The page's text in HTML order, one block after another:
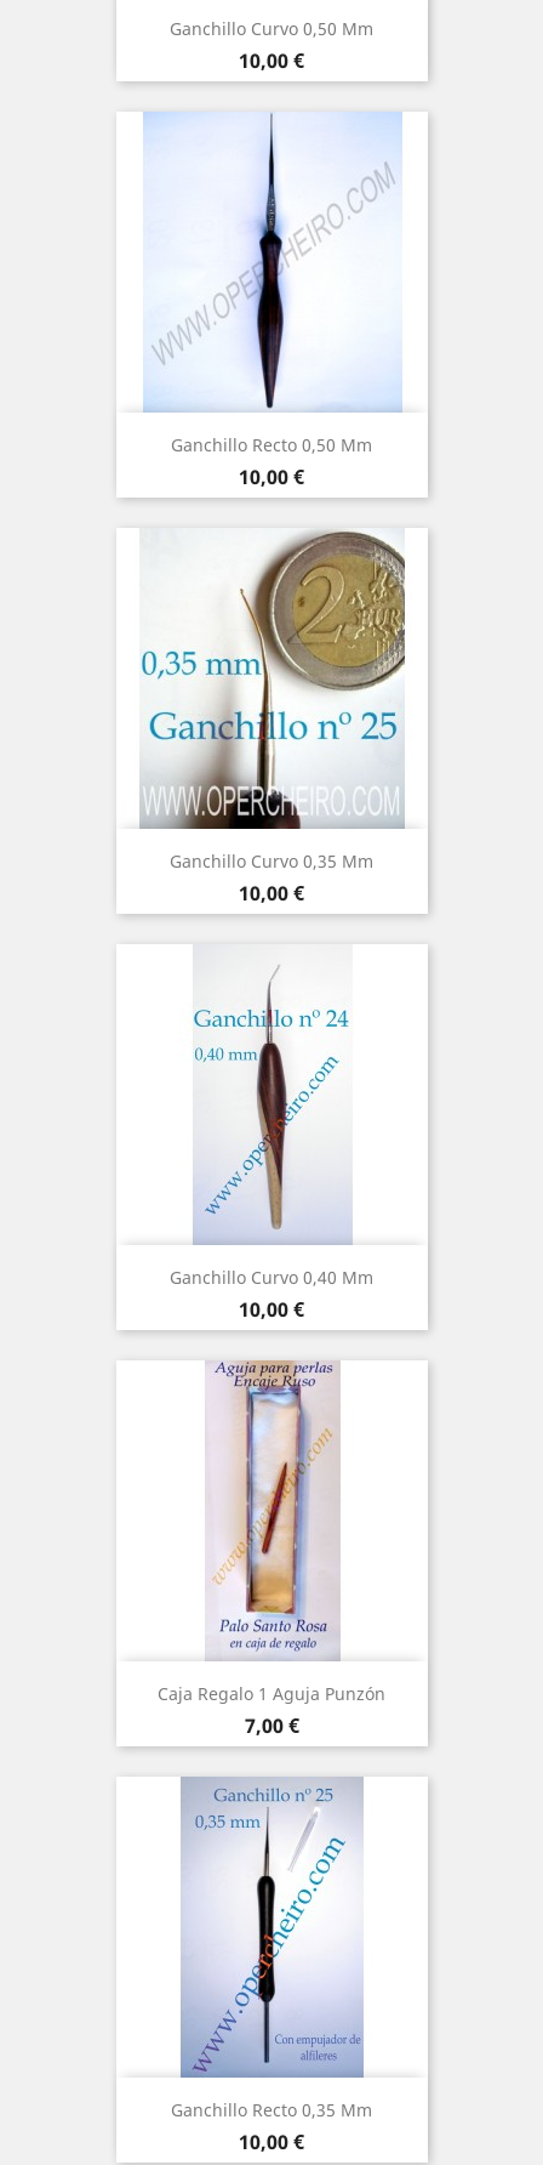
Ganchillo Curvo 0,50 Mm
Precio
10,00 €
Ganchillo Recto 0,50 Mm
Precio
10,00 €
Ganchillo Curvo 0,35 Mm
Precio
10,00 €
Ganchillo Curvo 0,40 Mm
Precio
10,00 €
Caja Regalo 1 Aguja Punzón
Precio
7,00 €
Ganchillo Recto 0,35 Mm
Precio
10,00 €